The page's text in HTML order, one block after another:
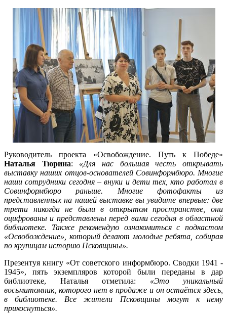
Руководитель проекта «Освобождение. Путь к Победе»
Наталья Тюрина: «Для нас большая честь открывать
выставку наших отцов-основателей Совинформбюро. Многие
наши сотрудники сегодня – внуки и дети тех, кто работал в
Совинформбюро раньше. Многие фотофакты из
представленных на нашей выставке вы увидите впервые: две
трети никогда не были в открытом пространстве, они
оцифрованы и представлены перед вами сегодня в областной
библиотеке. Также рекомендую ознакомиться с подкастом
«Освобождение», который делают молодые ребята, собирая
по крупицам историю Псковщины».
Презентуя книгу «От советского информбюро. Сводки 1941 -
1945», пять экземпляров которой были переданы в дар
библиотеке, Наталья отметила: «Это уникальный
восьмитомник, которого нет в продаже и он остаётся здесь,
в библиотеке. Все жители Псковщины могут к нему
прикоснуться».